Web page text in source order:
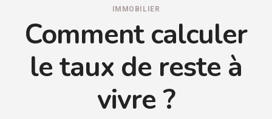
IMMOBILIER
Comment calculer
le taux de reste à
vivre ?